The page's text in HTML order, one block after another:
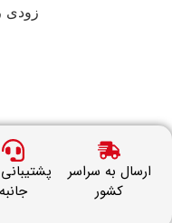
زودی
ارسال به سراسر
کشور
پشتیبانی
جانبه